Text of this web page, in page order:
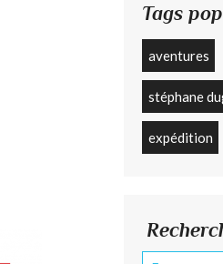
Tags
aventures
stéphane
expédition